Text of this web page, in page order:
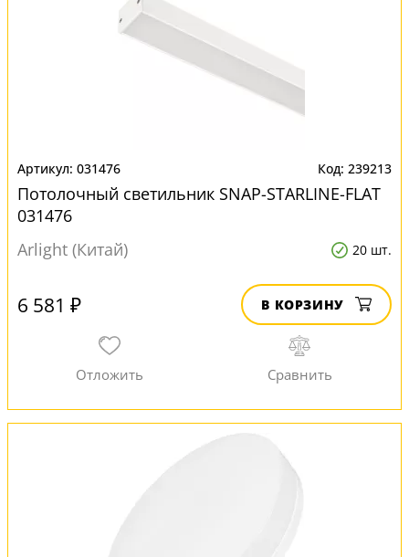
031476 239213
Потолочный светильник SNAP-STARLINE-FLAT
031476
Arlight (Китай)
20 шт.
6 581 ₽ В КОРЗИНУ